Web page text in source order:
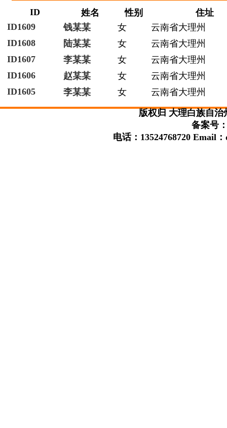
ID 姓名 性别
住址
ID1609
钱某某 女
云南省大理州
ID1608
陆某某 女
云南省大理州
ID1607
李某某 女
云南省大理州
ID1606
赵某某 女
云南省大理州
ID1605
李某某 女 云南省大理州
版权归 大理白族自
备案号
电话：13524768720 Email